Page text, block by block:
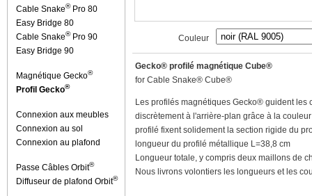
Cable Snake®Pro 80
Easy Bridge 80
Cable Snake®Pro 90
Easy Bridge 90
Magnétique Gecko®
Profil Gecko®
Connexion aux meubles
Connexion au sol
Connexion au plafond
Passe Câbles Orbit®
Diffuseur de plafond Orbit®
Couleur
Gecko® profilé magnétique Cube®
for Cable Snake® Cube®
Les profilés magnétiques Gecko® guident
discrètement à l'arrière-plan grâce à la
profilé fixent solidement la section rigide du
longueur du profilé métallique L=38,8 cm
Longueur totale, y compris deux maillons de
Nous livrons volontiers les longueurs et les